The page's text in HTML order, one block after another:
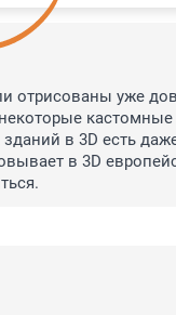
отрисованы уже
в 3D есть
в 3D